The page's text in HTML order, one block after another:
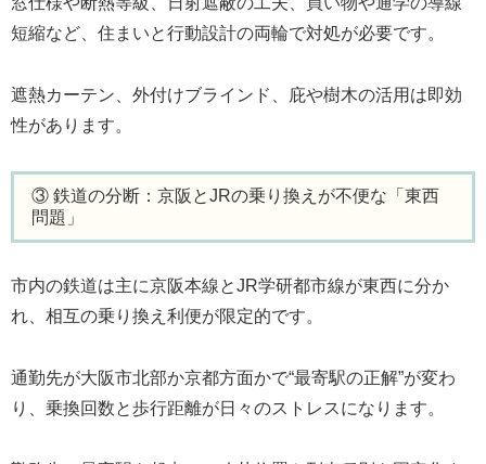
短縮など、住まいと行動設計の両輪で対処が必要です。
遮熱カーテン、外付けブラインド、庇や樹木の活用は即効
性があります。
③ 鉄道の分断：京阪とJRの乗り換えが不便な「東西
問題」
市内の鉄道は主に京阪本線とJR学研都市線が東西に分か
れ、相互の乗り換え利便が限定的です。
通勤先が大阪市北部か京都方面かで“最寄駅の正解”が変わ
り、乗換回数と歩行距離が日々のストレスになります。